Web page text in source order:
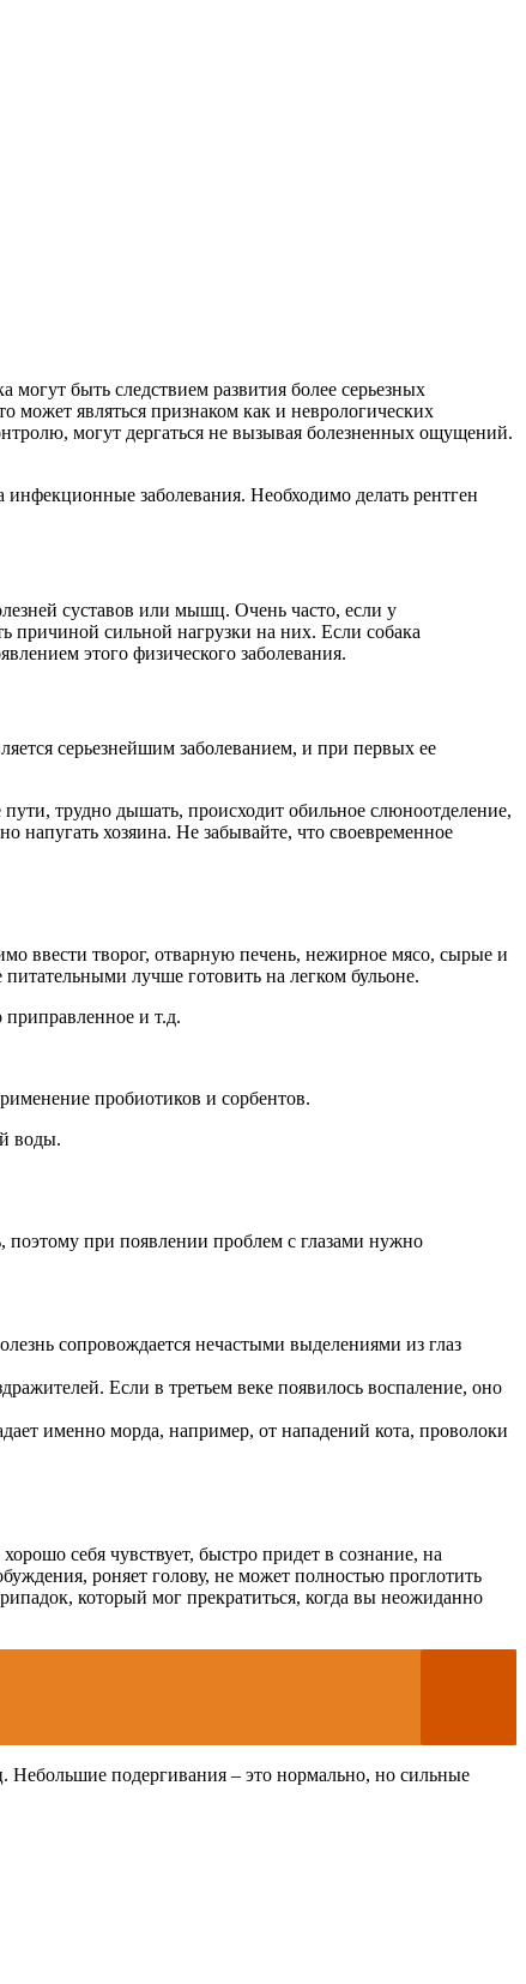
быть следствием развития более серьезных
может являться признаком как и неврологических
могут дергаться не вызывая болезненных ощущений.
инфекционные заболевания. Необходимо делать рентген
суставов или мышц. Очень часто, если у
причиной сильной нагрузки на них. Если собака
этого физического заболевания.
серьезнейшим заболеванием, и при первых ее
пути, трудно дышать, происходит обильное слюноотделение,
напугать хозяина. Не забывайте, что своевременное
ввести творог, отварную печень, нежирное мясо, сырые и
лучше готовить на легком бульоне.
и т.д.
пробиотиков и сорбентов.
воды.
поэтому при появлении проблем с глазами нужно
сопровождается нечастыми выделениями из глаз
Если в третьем веке появилось воспаление, оно
именно морда, например, от нападений кота, проволоки
себя чувствует, быстро придет в сознание, на
роняет голову, не может полностью проглотить
который мог прекратиться, когда вы неожиданно
Небольшие подергивания – это нормально, но сильные